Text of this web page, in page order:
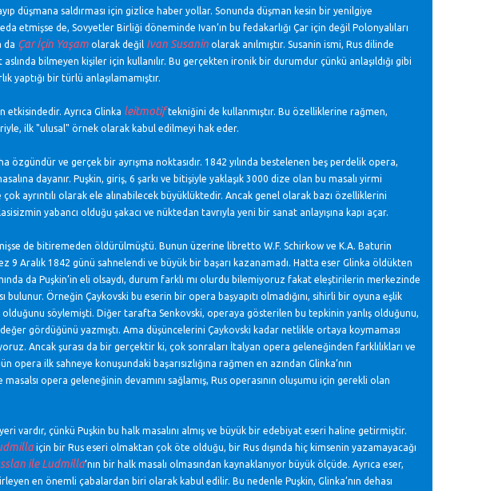
düşmana saldırması için gizlice haber yollar. Sonunda düşman kesin bir yenilgiye
etmişse de, Sovyetler Birliği döneminde Ivan’ın bu fedakarlığı Çar için değil Polonyalıları
da Çar İçin Yaşam olarak değil Ivan Susaninolarak anılmıştır. Susanin ismi, Rus dilinde
bilmeyen kişiler için kullanılır. Bu gerçekten ironik bir durumdur çünkü anlaşıldığı gibi
yaptığı bir türlü anlaşılamamıştır.
etkisindedir. Ayrıca Glinka leitmotiftekniğini de kullanmıştır. Bu özelliklerine rağmen,
ilk "ulusal" örnek olarak kabul edilmeyi hak eder.
özgündür ve gerçek bir ayrışma noktasıdır. 1842 yılında bestelenen beş perdelik opera,
dayanır. Puşkin, giriş, 6 şarkı ve bitişiyle yaklaşık 3000 dize olan bu masalı yirmi
ayrıntılı olarak ele alınabilecek büyüklüktedir. Ancak genel olarak bazı özelliklerini
yabancı olduğu şakacı ve nüktedan tavrıyla yeni bir sanat anlayışına kapı açar.
de bitiremeden öldürülmüştü. Bunun üzerine libretto W.F. Schirkow ve K.A. Baturin
9 Aralık 1842 günü sahnelendi ve büyük bir başarı kazanamadı. Hatta eser Glinka öldükten
da Puşkin’in eli olsaydı, durum farklı mı olurdu bilemiyoruz fakat eleştirilerin merkezinde
Örneğin Çaykovski bu eserin bir opera başyapıtı olmadığını, sihirli bir oyuna eşlik
söylemişti. Diğer tarafta Senkovski, operaya gösterilen bu tepkinin yanlış olduğunu,
gördüğünü yazmıştı. Ama düşüncelerini Çaykovski kadar netlikle ortaya koymaması
Ancak şurası da bir gerçektir ki, çok sonraları İtalyan opera geleneğinden farklılıkları ve
ilk sahneye konuşundaki başarısızlığına rağmen en azından Glinka’nın
opera geleneğinin devamını sağlamış, Rus operasının oluşumu için gerekli olan
vardır, çünkü Puşkin bu halk masalını almış ve büyük bir edebiyat eseri haline getirmiştir.
için bir Rus eseri olmaktan çok öte olduğu, bir Rus dışında hiç kimsenin yazamayacağı
ile Ludmilla’nın bir halk masalı olmasından kaynaklanıyor büyük ölçüde. Ayrıca eser,
en önemli çabalardan biri olarak kabul edilir. Bu nedenle Puşkin, Glinka’nın dehası